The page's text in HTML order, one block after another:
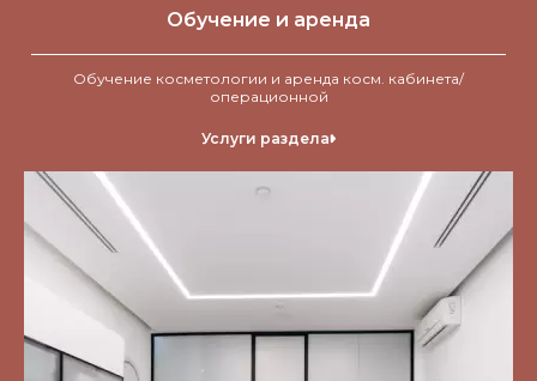
Обучение и аренда
Обучение косметологии и аренда косм. кабинета/
операционной
Услуги раздела